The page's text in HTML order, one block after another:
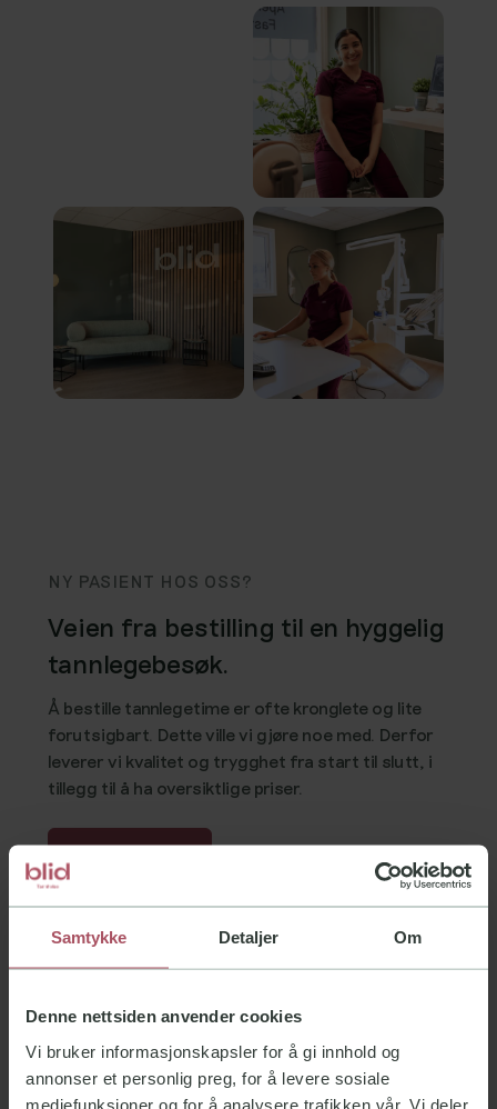
Samtykke Detaljer Om
Denne nettsiden anvender cookies
Vi bruker informasjonskapsler for å gi innhold og
annonser et personlig preg, for å levere sosiale
mediefunksjoner og for å analysere trafikken vår. Vi deler
NY PASIENT HOS OSS?
Veien fra bestilling til en hyggelig
tannlegebesøk.
Å bestille tannlegetime er ofte kronglete og lite
forutsigbart. Dette ville vi gjøre noe med. Derfor
leverer vi kvalitet og trygghet fra start til slutt, i
tillegg til å ha oversiktlige priser.
Bestill time
Bli kjent med oss
På nettsiden finner du god informasjon om
våre behandlinger og priser. Har du flere
spørsmål, kan du alltid fylle ut vårt
kontaktskjema, ta kontakt med oss på